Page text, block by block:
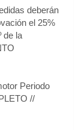
deberán
el 25%
de la
Periodo
//